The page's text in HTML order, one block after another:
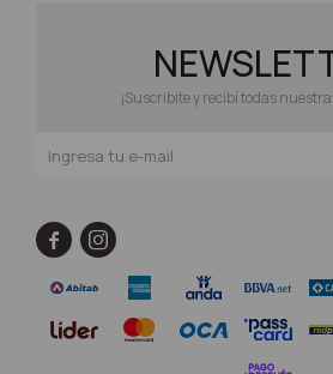
¡Suscribite y recibí todas
 